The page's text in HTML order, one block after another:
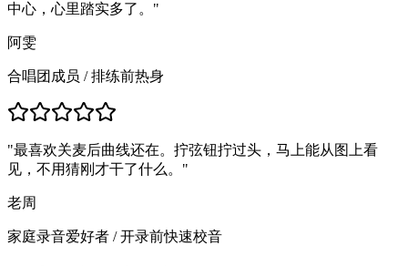
中心，心里踏实多了。 "
阿雯
合唱团成员 /排练前热身
"最喜欢关麦后曲线还在。拧弦钮拧过头，马上能从图上看
见，不用猜刚才干了什么。 "
老周
家庭录音爱好者 /开录前快速校音